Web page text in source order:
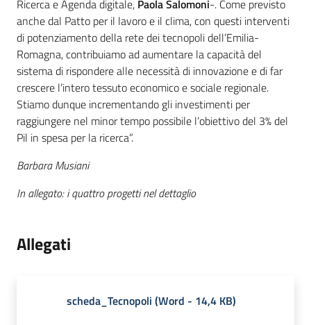
Ricerca e Agenda digitale, Paola Salomoni-. Come previsto
anche dal Patto per il lavoro e il clima, con questi interventi
di potenziamento della rete dei tecnopoli dell’Emilia-
Romagna, contribuiamo ad aumentare la capacità del
sistema di rispondere alle necessità di innovazione e di far
crescere l’intero tessuto economico e sociale regionale.
Stiamo dunque incrementando gli investimenti per
raggiungere nel minor tempo possibile l’obiettivo del 3% del
Pil in spesa per la ricerca”.
Barbara Musiani
In allegato: i quattro progetti nel dettaglio
Allegati
scheda_Tecnopoli (Word - 14,4 KB)